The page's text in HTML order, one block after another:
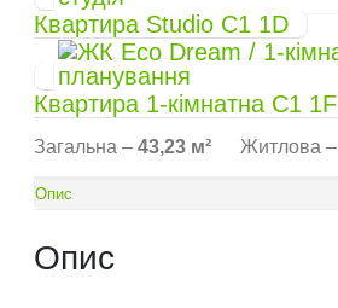
Квартира Studio C1 1D
Квартира 1-кімнатна C1 1F
Загальна – 43,23 м² Житлова –
Опис
Опис